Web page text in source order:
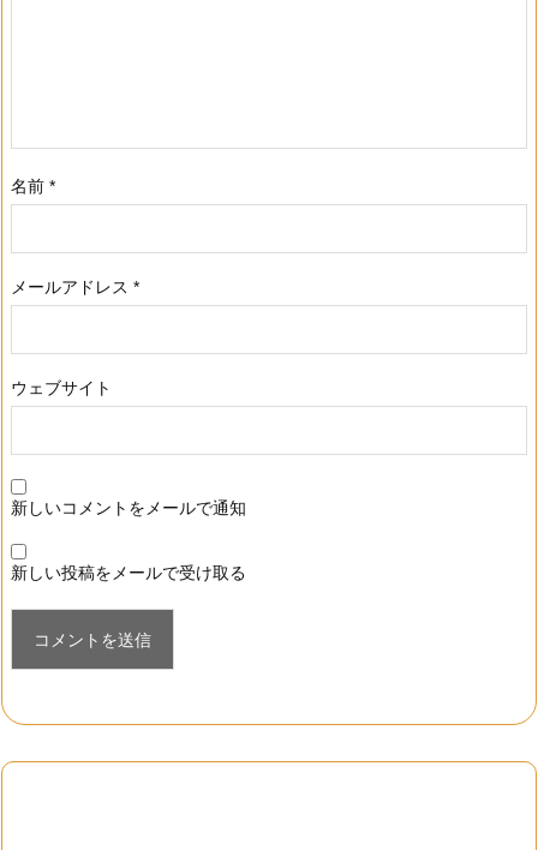
名前 *
メールアドレス *
ウェブサイト
新しいコメントをメールで通知
新しい投稿をメールで受け取る